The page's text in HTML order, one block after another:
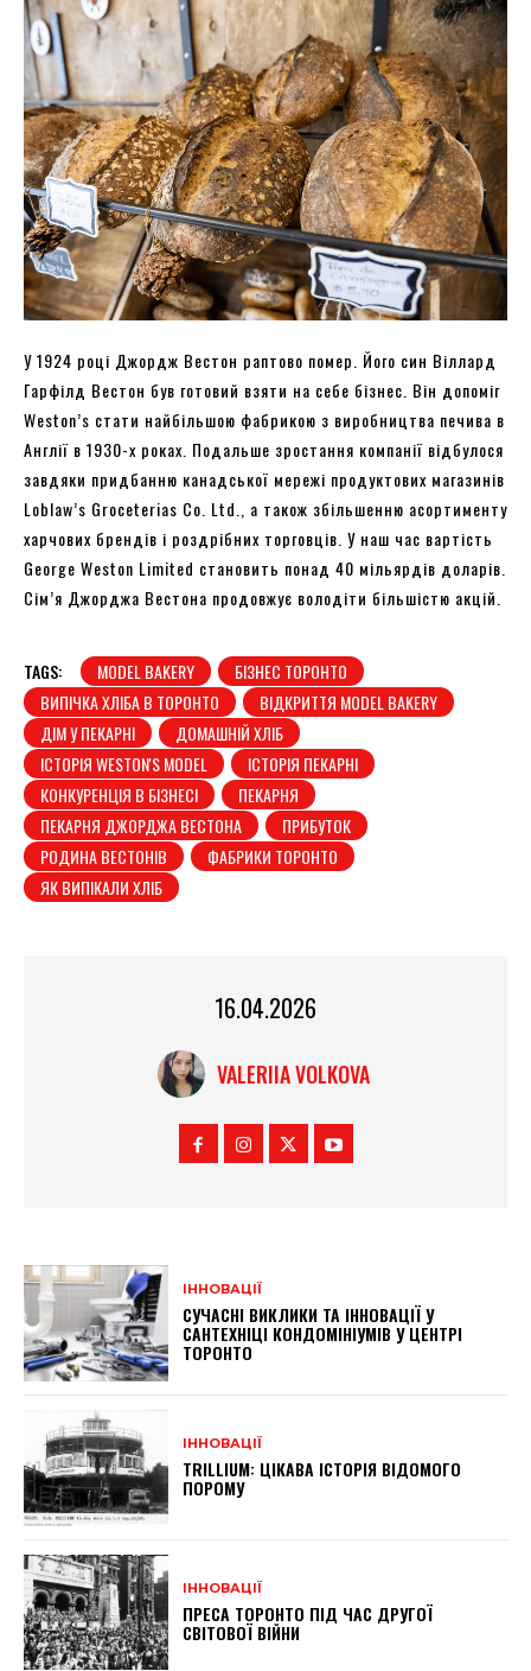
У 1924 році Джордж Вестон раптово помер. Його син Віллард
Гарфілд Вестон був готовий взяти на себе бізнес. Він допоміг
Weston’s стати найбільшою фабрикою з виробництва печива в
Англії в 1930-х роках. Подальше зростання компанії відбулося
завдяки придбанню канадської мережі продуктових магазинів
Loblaw’s Groceterias Co. Ltd., а також збільшенню асортименту
харчових брендів і роздрібних торговців. У наш час вартість
George Weston Limited становить понад 40 мільярдів доларів.
Сім’я Джорджа Вестона продовжує володіти більшістю акцій.
TAGS: MODEL BAKERY
БІЗНЕС ТОРОНТО
ВИПІЧКА ХЛІБА В ТОРОНТО
ВІДКРИТТЯ MODEL BAKERY
ДІМ У ПЕКАРНІ
ДОМАШНІЙ ХЛІБ
ІСТОРІЯ WESTON'S MODEL
ІСТОРІЯ ПЕКАРНІ
КОНКУРЕНЦІЯ В БІЗНЕСІ
ПЕКАРНЯ
ПЕКАРНЯ ДЖОРДЖА ВЕСТОНА
ПРИБУТОК
РОДИНА ВЕСТОНІВ
ФАБРИКИ ТОРОНТО
ЯК ВИПІКАЛИ ХЛІБ
16.04.2026
VALERIIA VOLKOVA
ІННОВАЦІЇ
СУЧАСНІ ВИКЛИКИ ТА ІННОВАЦІЇ У
САНТЕХНІЦІ КОНДОМІНІУМІВ У ЦЕНТРІ
ТОРОНТО
ІННОВАЦІЇ
TRILLIUM: ЦІКАВА ІСТОРІЯ ВІДОМОГО
ПОРОМУ
ІННОВАЦІЇ
ПРЕСА ТОРОНТО ПІД ЧАС ДРУГОЇ
СВІТОВОЇ ВІЙНИ